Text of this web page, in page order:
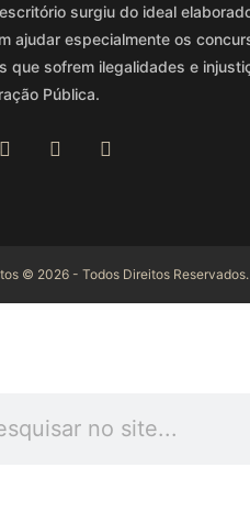
surgiu do ideal
ajudar especialmente os
que sofrem ilegalidades e
Pública.
© 2026 - Todos Direitos Reservados.